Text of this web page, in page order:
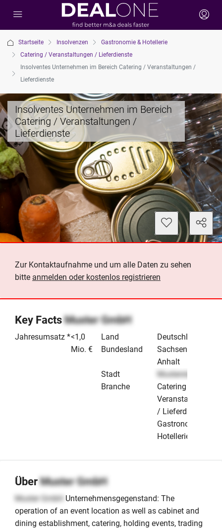
Startseite Insolvenzen
Gastronomie & Hotellerie
Catering / Veranstaltungen / Lieferdienste
Insolventes Unternehmen im Bereich Catering / Veranstaltungen /
Lieferdienste
Insolventes Unternehmen im Bereich
Catering / Veranstaltungen /
Lieferdienste
Zur Kontaktaufnahme und um alle Daten zu sehen
bitte anmelden oder kostenlos registrieren
Key FactsMuster GmbH
Jahresumsatz *<1,0
Mio. €
Land
Deutschland
Bundesland
Sachsen-
Anhalt
Stadt
Musterstadt
Branche
Catering /
Veranstaltungen
/ Lieferdienste
Gastronomie &
Hotellerie
ÜberMuster GmbH
Muster GmbH Unternehmensgegenstand: The
operation of an event location as well as cabinet and
dining establishment, catering, holding events, trading